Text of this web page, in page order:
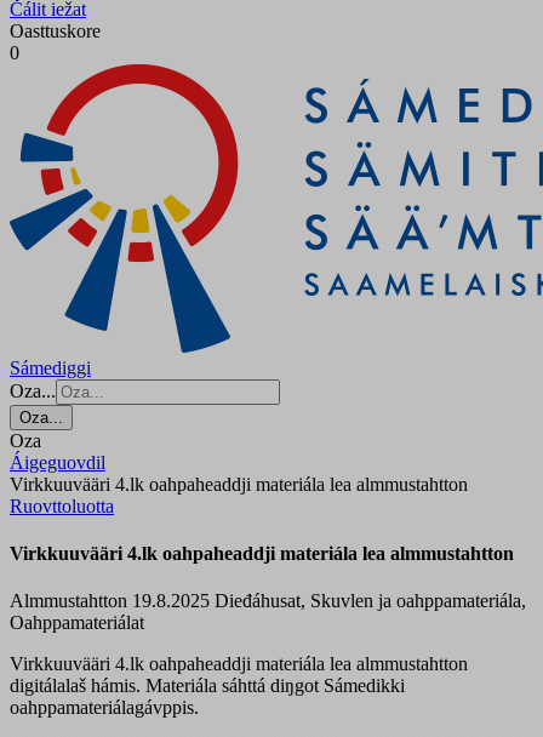
Čálit iežat
Oasttuskore
0
Sámediggi
Oza...
Oza...
Oza
Áigeguovdil
Virkkuuvääri 4.lk oahpaheaddji materiála lea almmustahtton
Ruovttoluotta
Virkkuuvääri 4.lk oahpaheaddji materiála lea almmustahtton
Almmustahtton 19.8.2025 Dieđáhusat, Skuvlen ja oahppamateriála,
Oahppamateriálat
Virkkuuvääri 4.lk oahpaheaddji materiála lea almmustahtton
digitálalaš hámis. Materiála sáhttá diŋgot Sámedikki
oahppamateriálagávppis.